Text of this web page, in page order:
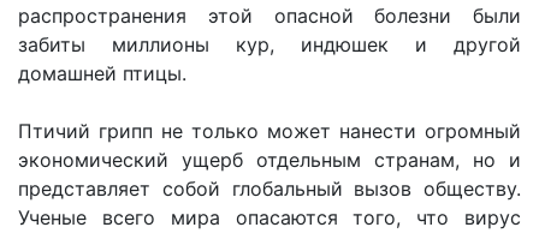
распространения этой опасной болезни были
забиты миллионы кур, индюшек и другой
домашней птицы.
Птичий грипп не только может нанести огромный
экономический ущерб отдельным странам, но и
представляет собой глобальный вызов обществу.
Ученые всего мира опасаются того, что вирус